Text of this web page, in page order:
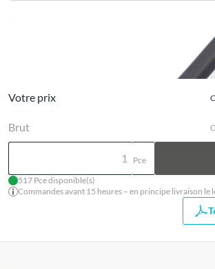
Votre prix
Brut
Pce
517 Pce disponible(s)
Commandes avant 15 heures – en principe livraison le